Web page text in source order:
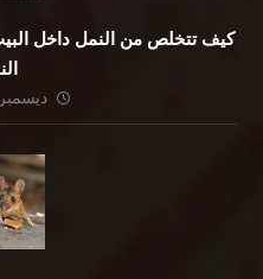
كيف تتخلص من النمل داخل
ديسمبر 2, 2025